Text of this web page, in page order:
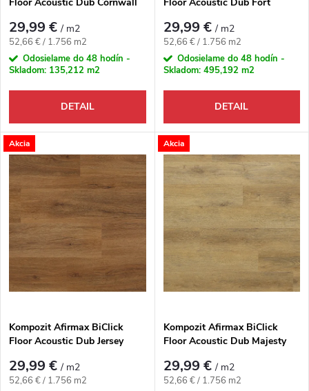
29,99 €/ m2
Jednotková cena:
52,66 € / 1.756 m2
Odosielame do 48 hodín -
Skladom: 135,212 m2
DETAIL
29,99 €/ m2
Jednotková cena:
52,66 € / 1.756 m2
Odosielame do 48 hodín -
Skladom: 495,192 m2
DETAIL
Akcia
Kompozit Afirmax BiClick
Floor Acoustic Dub Jersey
29,99 €/ m2
Jednotková cena:
52,66 € / 1.756 m2
Akcia
Kompozit Afirmax BiClick
Floor Acoustic Dub Majesty
29,99 €/ m2
Jednotková cena:
52,66 € / 1.756 m2